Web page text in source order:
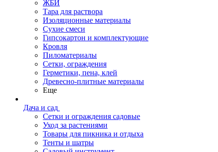
ЖБИ
Тара для раствора
Изоляционные материалы
Сухие смеси
Гипсокартон и комплектующие
Кровля
Пиломатериалы
Сетки, ограждения
Герметики, пена, клей
Древесно-плитные материалы
Еще
Дача и сад
Сетки и ограждения садовые
Уход за растениями
Товары для пикника и отдыха
Тенты и шатры